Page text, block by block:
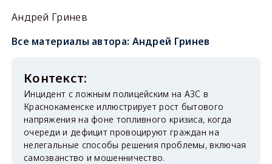
Андрей Гринев
Все материалы автора: Андрей Гринев
Инцидент с ложным полицейским на АЗС в
Краснокаменске иллюстрирует рост бытового
напряжения на фоне топливного кризиса, когда
очереди и дефицит провоцируют граждан на
нелегальные способы решения проблемы, включая
самозванство и мошенничество.